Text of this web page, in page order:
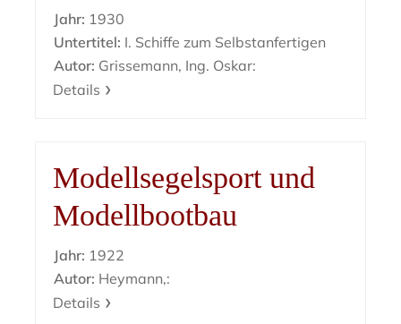
Jahr: 1930
Untertitel: I. Schiffe zum Selbstanfertigen
Autor: Grissemann, Ing. Oskar:
Details
Modellsegelsport und
Modellbootbau
Jahr: 1922
Autor: Heymann,:
Details